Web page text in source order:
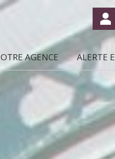
NOTRE AGENCE
ce qui nous caractérise
gestion locative
syndic decopropriétés
transaction
ALERTE